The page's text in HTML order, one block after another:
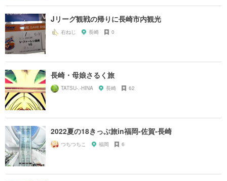
Jリーグ観戦の帰りに長崎市内観光
右ねじ 長崎 0
長崎・母娘さるく旅
TATSU-.-HINA 長崎 62
2022夏の18きっぷ旅in福岡-佐賀-長崎
つちつちこ 福岡 6